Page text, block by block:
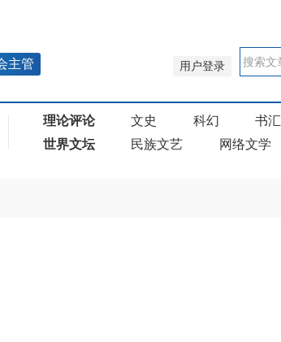
用户登录
主管
理论评论 文史 科幻 书汇
世界文坛
民族文艺 网络文学